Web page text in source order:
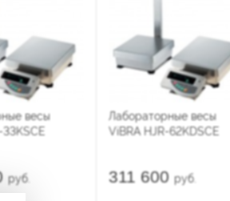
весы
руб.
Лабораторные весы
ViBRA HJR-62KDSCE
311 600 руб.